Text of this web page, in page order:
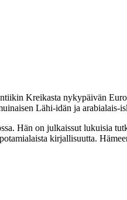
Kreikasta nykypäivän
Lähi-idän ja arabialais-
Hän on julkaissut lukuisia
kirjallisuutta.